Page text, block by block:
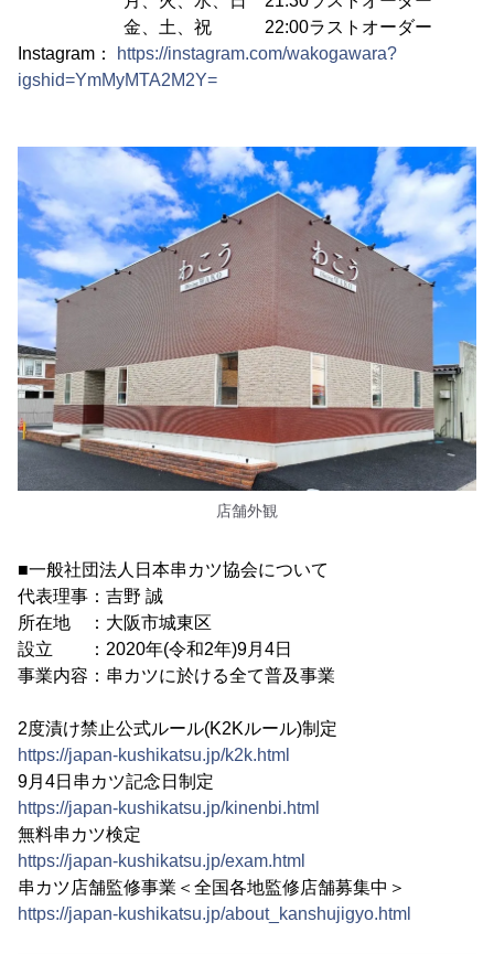
金、土、祝 22:00ラストオーダー
Instagram：
https://instagram.com/wakogawara?
igshid=YmMyMTA2M2Y=
店舗外観
■一般社団法人日本串カツ協会について
代表理事：吉野 誠
所在地 ：大阪市城東区
設立 ：2020年(令和2年)9月4日
事業内容：串カツに於ける全て普及事業
2度漬け禁止公式ルール(K2Kルール)制定
https://japan-kushikatsu.jp/k2k.html
9月4日串カツ記念日制定
https://japan-kushikatsu.jp/kinenbi.html
無料串カツ検定
https://japan-kushikatsu.jp/exam.html
串カツ店舗監修事業＜全国各地監修店舗募集中＞
https://japan-kushikatsu.jp/about_kanshujigyo.html